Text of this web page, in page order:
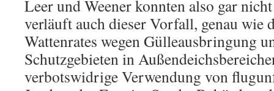
Leer und Weener konnten also gar
verläuft auch dieser Vorfall, genau wie
Wattenrates wegen Gülleausbringung
Schutzgebieten in
verbotswidrige Verwendung von